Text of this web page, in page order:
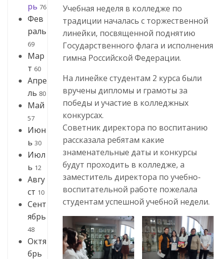
рь 76
Фев
раль
69
Мар
т 60
Апре
ль 80
Май
57
Июн
ь 30
Июл
ь 12
Авгу
ст 10
Сент
ябрь
48
Октя
брь
Учебная неделя в колледже по
традиции началась с торжественной
линейки, посвященной поднятию
Государственного флага и исполнения
гимна Российской Федерации.
На линейке студентам 2 курса были
вручены дипломы и грамоты за
победы и участие в колледжных
конкурсах.
Советник директора по воспитанию
рассказала ребятам какие
знаменательные даты и конкурсы
будут проходить в колледже, а
заместитель директора по учебно-
воспитательной работе пожелала
студентам успешной учебной недели.